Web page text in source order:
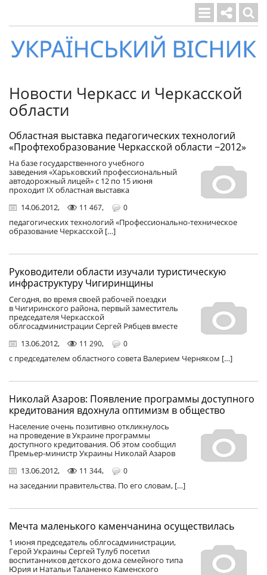
Український
вісник
Новости Черкасс и Черкасской
области
Областная выставка педагогических технологий
«Профтехобразование Черкасской области −2012»
14.06.2012, 11 467, 0
На базе государственного учебного
заведения «Харьковский профессиональный
автодорожный лицей» с 12 по 15 июня
проходит IX областная выставка
педагогических технологий «Профессионально-техническое
образование Черкасской […]
Руководители области изучали туристическую
инфраструктуру Чигиринщины
13.06.2012, 11 290, 0
Сегодня, во время своей рабочей поездки
в Чигиринского района, первый заместитель
председателя Черкасской
облгосадминистрации Сергей Рябцев вместе
с председателем областного совета Валерием Черняком […]
Николай Азаров: Появление программы доступного
кредитования вдохнула оптимизм в общество
13.06.2012, 11 344, 0
Население очень позитивно откликнулось
на проведение в Украине программы
доступного кредитования. Об этом сообщил
Премьер-министр Украины Николай Азаров
на заседании правительства. По его словам, […]
Мечта маленького каменчанина осуществилась
1 июня председатель облгосадминистрации,
Герой Украины Сергей Тулуб посетил
воспитанников детского дома семейного типа
Юрия и Натальи Таланенко Каменского